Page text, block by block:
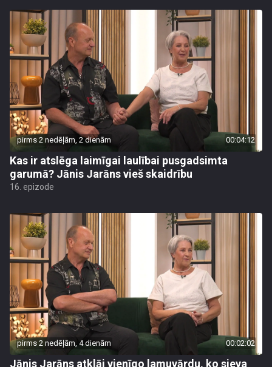
pirms 2 nedēļām, 2 dienām 00:04:12
Kas ir atslēga laimīgai laulībai pusgadsimta
garumā? Jānis Jarāns vieš skaidrību
16. epizode
pirms 2 nedēļām, 4 dienām 00:02:02
Jānis Jarāns atklāj vienīgo lamuvārdu, ko sieva